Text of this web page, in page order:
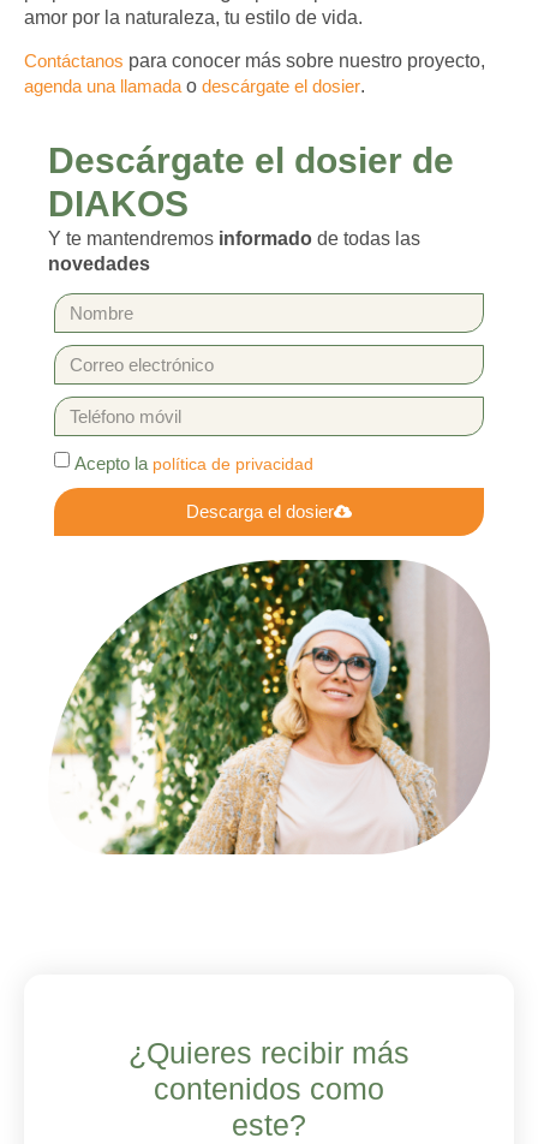
amor por la naturaleza, tu estilo de vida.
Contáctanos para conocer más sobre nuestro proyecto,
agenda una llamada o descárgate el dosier.
Descárgate el dosier de
DIAKOS
Y te mantendremos informado de todas las
novedades
Acepto la política de privacidad
Descarga el dosier
¿Quieres recibir más
contenidos como
este?